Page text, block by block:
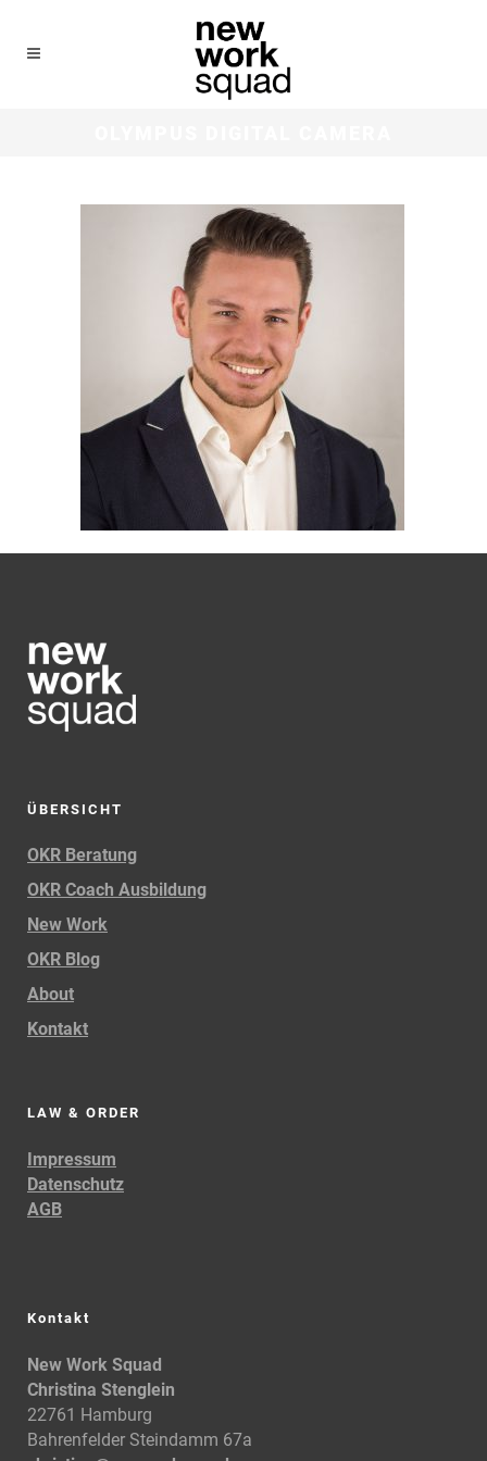
ÜBERSICHT
OKR Beratung
OKR Coach Ausbildung
New Work
OKR Blog
About
Kontakt
LAW & ORDER
Impressum
Datenschutz
AGB
Kontakt
New Work Squad
Christina Stenglein
22761 Hamburg
Bahrenfelder Steindamm 67a